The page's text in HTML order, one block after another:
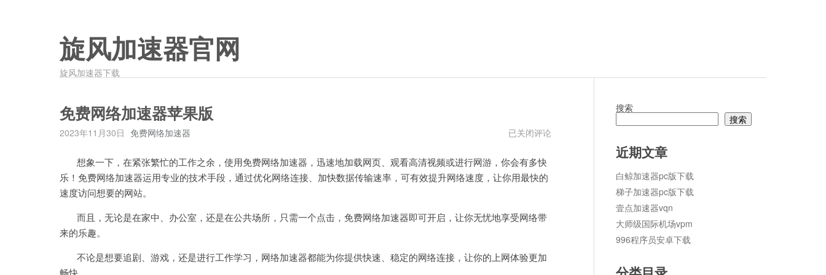
旋风加速器官网
旋风加速器下载
免费网络加速器苹果版
2023年11月30日 免费网络加速器
免
络
加
速
果
版
已关闭评论
想象一下，在紧张繁忙的工作之余，使用免费网络加速器，迅速地加载网页、观看高清视频或进行网游，你会有多快
乐！免费网络加速器运用专业的技术手段，通过优化网络连接、加快数据传输速率，可有效提升网络速度，让你用最快的
速度访问想要的网站。
而且，无论是在家中、办公室，还是在公共场所，只需一个点击，免费网络加速器即可开启，让你无忧地享受网络带
来的乐趣。
不论是想要追剧、游戏，还是进行工作学习，网络加速器都能为你提供快速、稳定的网络连接，让你的上网体验更加
畅快。
搜索
搜索
近期文章
白鲸加速器pc版下载
梯子加速器pc版下载
壹点加速器vqn
大师级国际机场vpm
996程序员安卓下载